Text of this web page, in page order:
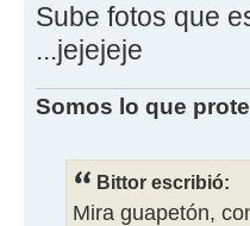
Sube fotos que
...jejejeje
Somos lo que
Bittor escribió:
Mira guapetón,